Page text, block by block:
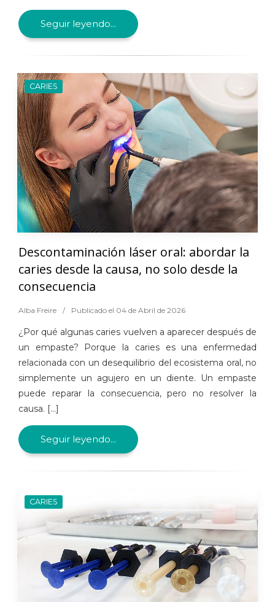
Seguir leyendo...
CARIES
Descontaminación láser oral: abordar la
caries desde la causa, no solo desde la
consecuencia
Alba Freire / Publicado el 04 de Abril de 2026
¿Por qué algunas caries vuelven a aparecer después de
un empaste? Porque la caries es una enfermedad
relacionada con un desequilibrio del ecosistema oral, no
simplemente un agujero en un diente. Un empaste
puede reparar la consecuencia, pero no resolver la
causa. [...]
Seguir leyendo...
CARIES